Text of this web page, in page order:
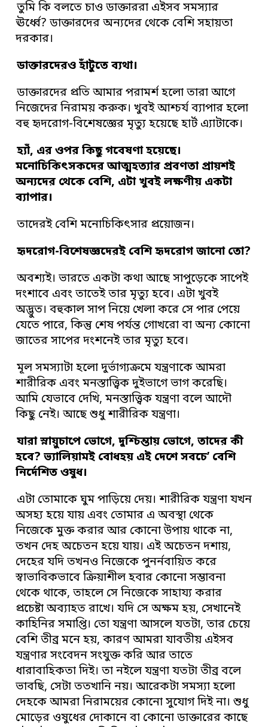
তুমি কি বলতে চাও ডাক্তাররা এইসব সমস্যার
ঊর্ধ্বে? ডাক্তারদের অন্যদের থেকে বেশি সহায়তা
দরকার।
ডাক্তারদেরও হাঁটুতে ব্যথা।
ডাক্তারদের প্রতি আমার পরামর্শ হলো তারা আগে
নিজেদের নিরাময় করুক। খুবই আশ্চর্য ব্যাপার হলো
বহু হৃদরোগ-বিশেষজ্ঞের মৃত্যু হয়েছে হার্ট এ্যাটাকে।
হ্যাঁ, এর ওপর কিছু গবেষণা হয়েছে।
মনোচিকিৎসকদের আত্মহত্যার প্রবণতা প্রায়শই
অন্যদের থেকে বেশি, এটা খুবই লক্ষণীয় একটা
ব্যাপার।
তাদেরই বেশি মনোচিকিৎসার প্রয়োজন।
হৃদরোগ-বিশেষজ্ঞদেরই বেশি হৃদরোগ জানো তো?
অবশ্যই। ভারতে একটা কথা আছে সাপুড়েকে সাপেই
দংশাবে এবং তাতেই তার মৃত্যু হবে। এটা খুবই
অদ্ভুত। বহুকাল সাপ নিয়ে খেলা করে সে পার পেয়ে
যেতে পারে, কিন্তু শেষ পর্যন্ত গোখরো বা অন্য কোনো
জাতের সাপের দংশনেই তার মৃত্যু হবে।
মূল সমস্যাটা হলো দুর্ভাগ্যক্রমে যন্ত্রণাকে আমরা
শারীরিক এবং মনস্তাত্ত্বিক দুইভাগে ভাগ করেছি।
আমি যেভাবে দেখি, মনস্তাত্ত্বিক যন্ত্রণা বলে আদৌ
কিছু নেই। আছে শুধু শারীরিক যন্ত্রণা।
যারা স্নায়ুচাপে ভোগে, দুশ্চিন্তায় ভোগে, তাদের কী
হবে? ভ্যালিয়ামই বোধহয় এই দেশে সবচে’ বেশি
নির্দেশিত ওষুধ।
এটা তোমাকে ঘুম পাড়িয়ে দেয়। শারীরিক যন্ত্রণা যখন
অসহ্য হয়ে যায় এবং তোমার এ অবস্থা থেকে
নিজেকে মুক্ত করার আর কোনো উপায় থাকে না,
তখন দেহ অচেতন হয়ে যায়। এই অচেতন দশায়,
দেহের যদি তখনও নিজেকে পুনর্নবায়িত করে
স্বাভাবিকভাবে ক্রিয়াশীল হবার কোনো সম্ভাবনা
থেকে থাকে, তাহলে সে নিজেকে সাহায্য করার
প্রচেষ্টা অব্যাহত রাখে। যদি সে অক্ষম হয়, সেখানেই
কাহিনির সমাপ্তি। তো যন্ত্রণা আসলে যতটা, তার চেয়ে
বেশি তীব্র মনে হয়, কারণ আমরা যাবতীয় এইসব
যন্ত্রণার সংবেদন সংযুক্ত করি আর তাতে
ধারাবাহিকতা দিই। তা নইলে যন্ত্রণা যতটা তীব্র বলে
ভাবছি, সেটা ততখানি নয়। আরেকটা সমস্যা হলো
দেহকে আমরা নিরাময়ের কোনো সুযোগ দিই না। শুধু
মোড়ের ওষুধের দোকানে বা কোনো ডাক্তারের কাছে